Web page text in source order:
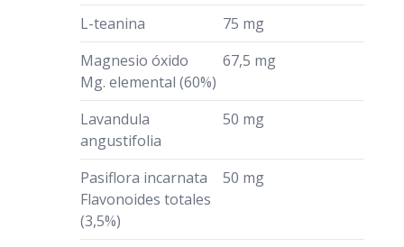
L-teanina
75 mg
Magnesio óxido
Mg. elemental (60%)
67,5 mg
Lavandula
angustifolia
50 mg
Pasiflora incarnata
Flavonoides totales
(3,5%)
50 mg